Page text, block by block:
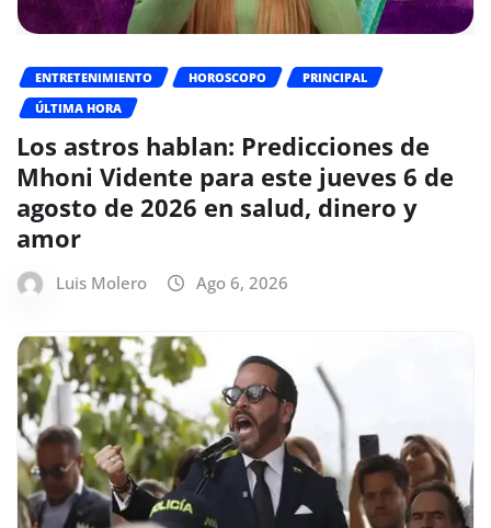
ENTRETENIMIENTO HOROSCOPO
PRINCIPAL
ÚLTIMA HORA
Los astros hablan: Predicciones de
Mhoni Vidente para este jueves 6 de
agosto de 2026 en salud, dinero y
amor
Luis Molero Ago 6, 2026